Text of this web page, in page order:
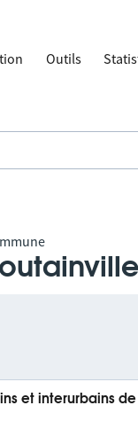
Outils
et interurbains